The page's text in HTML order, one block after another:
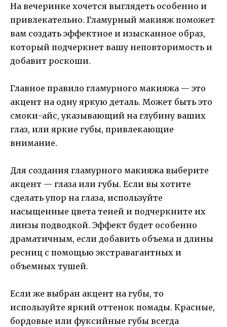
На вечеринке хочется выглядеть особенно и
привлекательно. Гламурный макияж поможет
вам создать эффектное и изысканное образ,
который подчеркнет вашу неповторимость и
добавит роскоши.
Главное правило гламурного макияжа — это
акцент на одну яркую деталь. Может быть это
смоки-айс, указывающий на глубину ваших
глаз, или яркие губы, привлекающие
внимание.
Для создания гламурного макияжа выберите
акцент — глаза или губы. Если вы хотите
сделать упор на глаза, используйте
насыщенные цвета теней и подчеркните их
линзы подводкой. Эффект будет особенно
драматичным, если добавить объема и длины
ресниц с помощью экстравагантных и
объемных тушей.
Если же выбран акцент на губы, то
используйте яркий оттенок помады. Красные,
бордовые или фуксийные губы всегда